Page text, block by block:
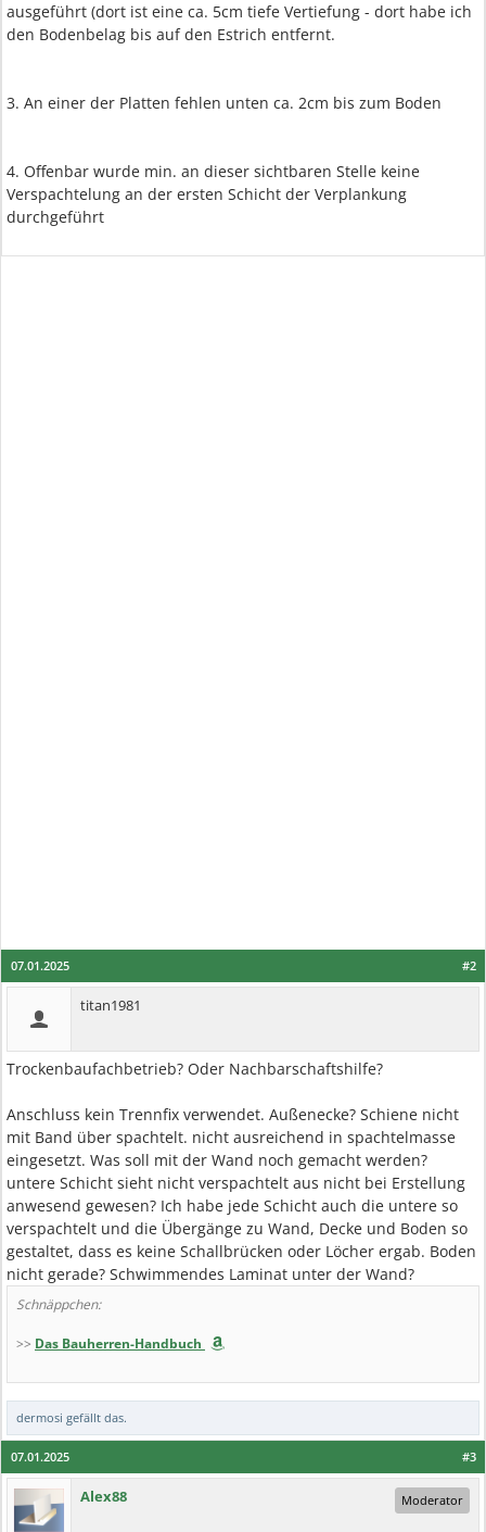
ausgeführt (dort ist eine ca. 5cm tiefe Vertiefung - dort habe ich
den Bodenbelag bis auf den Estrich entfernt.
3. An einer der Platten fehlen unten ca. 2cm bis zum Boden
4. Offenbar wurde min. an dieser sichtbaren Stelle keine
Verspachtelung an der ersten Schicht der Verplankung
durchgeführt
#2
07.01.2025
titan1981
Trockenbaufachbetrieb? Oder Nachbarschaftshilfe?
Anschluss kein Trennfix verwendet. Außenecke? Schiene nicht
mit Band über spachtelt. nicht ausreichend in spachtelmasse
eingesetzt. Was soll mit der Wand noch gemacht werden?
untere Schicht sieht nicht verspachtelt aus nicht bei Erstellung
anwesend gewesen? Ich habe jede Schicht auch die untere so
verspachtelt und die Übergänge zu Wand, Decke und Boden so
gestaltet, dass es keine Schallbrücken oder Löcher ergab. Boden
nicht gerade? Schwimmendes Laminat unter der Wand?
Schnäppchen:
>> Das Bauherren-Handbuch
dermosi gefällt das.
#3
07.01.2025
Alex88 Moderator